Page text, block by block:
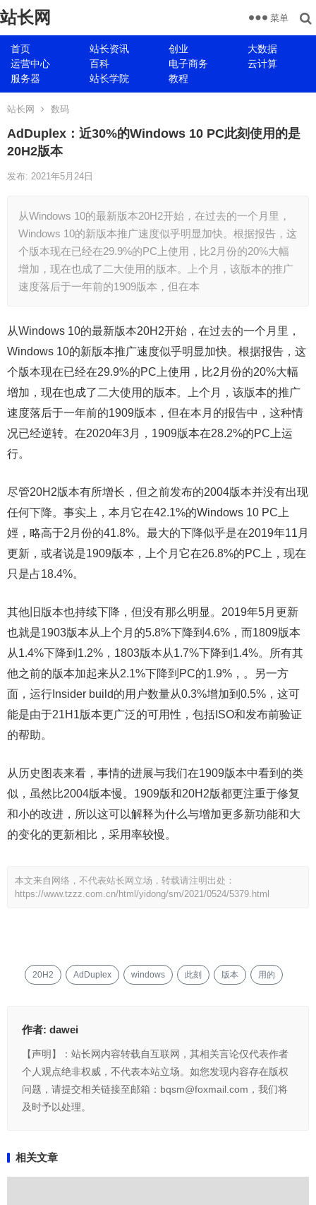
站长网
首页 站长资讯 创业
大数据
运营中心
百科 电子商务
云计算
服务器
站长学院 教程
菜单
站长网 数码
AdDuplex：近30%的Windows 10 PC此刻使用的是
20H2版本
发布: 2021年5月24日
从Windows 10的最新版本20H2开始，在过去的一个月里，
Windows 10的新版本推广速度似乎明显加快。根据报告，这
个版本现在已经在29.9%的PC上使用，比2月份的20%大幅
增加，现在也成了二大使用的版本。上个月，该版本的推广
速度落后于一年前的1909版本，但在本
从Windows 10的最新版本20H2开始，在过去的一个月里，
Windows 10的新版本推广速度似乎明显加快。根据报告，这
个版本现在已经在29.9%的PC上使用，比2月份的20%大幅
增加，现在也成了二大使用的版本。上个月，该版本的推广
速度落后于一年前的1909版本，但在本月的报告中，这种情
况已经逆转。在2020年3月，1909版本在28.2%的PC上运
行。
尽管20H2版本有所增长，但之前发布的2004版本并没有出现
任何下降。事实上，本月它在42.1%的Windows 10 PC上
娙，略高于2月份的41.8%。最大的下降似乎是在2019年11月
更新，或者说是1909版本，上个月它在26.8%的PC上，现在
只是占18.4%。
其他旧版本也持续下降，但没有那么明显。2019年5月更新
也就是1903版本从上个月的5.8%下降到4.6%，而1809版本
从1.4%下降到1.2%，1803版本从1.7%下降到1.4%。所有其
他之前的版本加起来从2.1%下降到PC的1.9%，。另一方
面，运行Insider build的用户数量从0.3%增加到0.5%，这可
能是由于21H1版本更广泛的可用性，包括ISO和发布前验证
的帮助。
从历史图表来看，事情的进展与我们在1909版本中看到的类
似，虽然比2004版本慢。1909版和20H2版都更注重于修复
和小的改进，所以这可以解释为什么与增加更多新功能和大
的变化的更新相比，采用率较慢。
本文来自网络，不代表站长网立场，转载请注明出处：
https://www.tzzz.com.cn/html/yidong/sm/2021/0524/5379.html
20H2 AdDuplex windows 此刻 版本 用的
作者: dawei
【声明】：站长网内容转载自互联网，其相关言论仅代表作者
个人观点绝非权威，不代表本站立场。如您发现内容存在版权
问题，请提交相关链接至邮箱：bqsm@foxmail.com，我们将
及时予以处理。
相关文章